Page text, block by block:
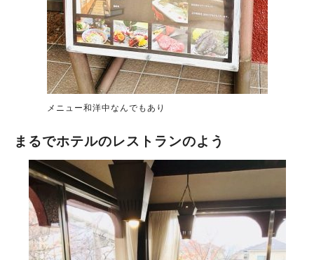
メニュー和洋中なんでもあり
まるでホテルのレストランのよう